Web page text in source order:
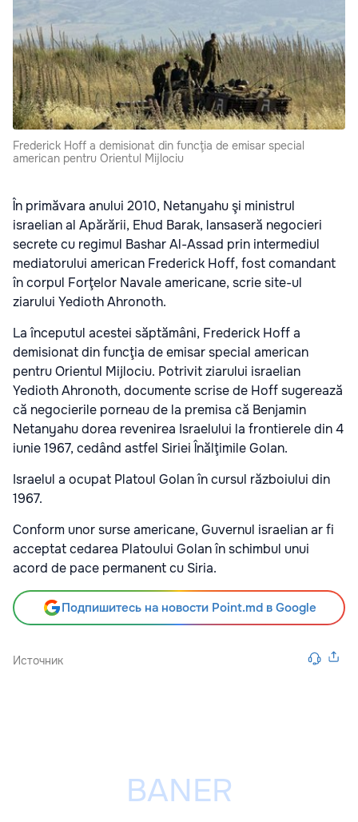
Frederick Hoff a demisionat din funcţia de emisar special
american pentru Orientul Mijlociu
În primăvara anului 2010, Netanyahu şi ministrul
israelian al Apărării, Ehud Barak, lansaseră negocieri
secrete cu regimul Bashar Al-Assad prin intermediul
mediatorului american Frederick Hoff, fost comandant
în corpul Forţelor Navale americane, scrie site-ul
ziarului Yedioth Ahronoth.
La începutul acestei săptămâni, Frederick Hoff a
demisionat din funcţia de emisar special american
pentru Orientul Mijlociu. Potrivit ziarului israelian
Yedioth Ahronoth, documente scrise de Hoff sugerează
că negocierile porneau de la premisa că Benjamin
Netanyahu dorea revenirea Israelului la frontierele din 4
iunie 1967, cedând astfel Siriei Înălţimile Golan.
Israelul a ocupat Platoul Golan în cursul războiului din
1967.
Conform unor surse americane, Guvernul israelian ar fi
acceptat cedarea Platoului Golan în schimbul unui
acord de pace permanent cu Siria.
Подпишитесь на новости Point.md в Google
Источник